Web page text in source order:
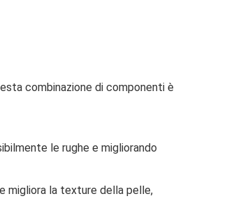
combinazione di componenti è
le rughe e migliorando
migliora la texture della pelle,